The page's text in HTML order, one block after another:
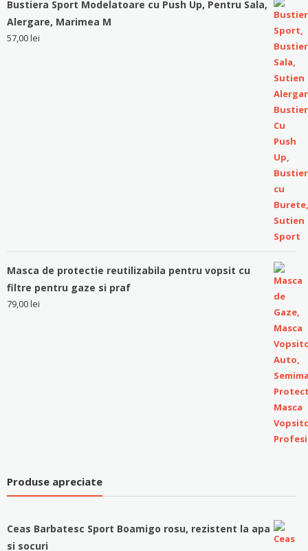
Bustiera Sport Modelatoare cu Push Up, Pentru Sala,
Alergare, Marimea M
57,00lei
Masca de protectie reutilizabila pentru vopsit cu
filtre pentru gaze si praf
79,00lei
Produse apreciate
Ceas Barbatesc Sport Boamigo rosu, rezistent la apa
si socuri